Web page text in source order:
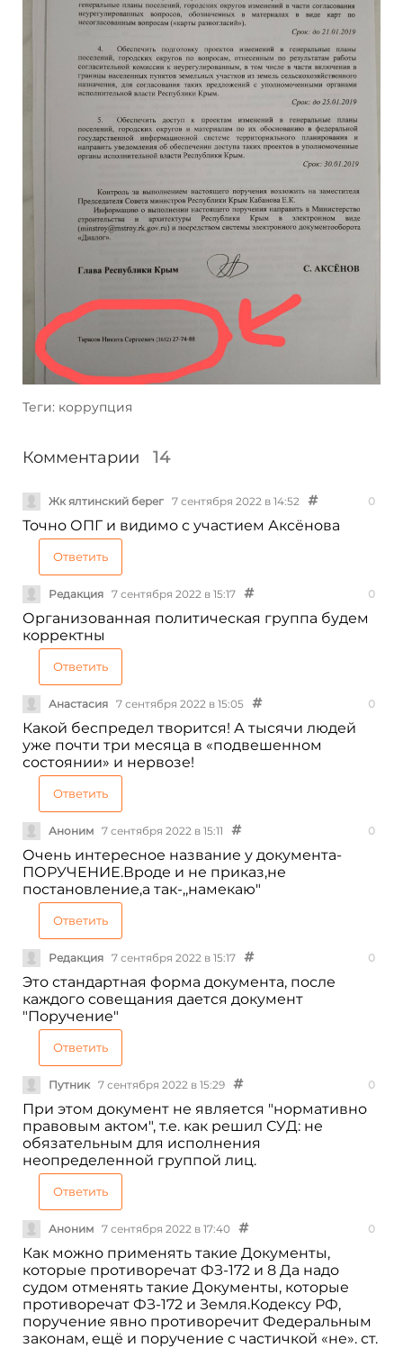
Теги: коррупция
Комментарии 14
Жк ялтинский берег 7 сентября 2022 в 14:52 0
Точно ОПГ и видимо с участием Аксёнова
Ответить
Редакция 7 сентября 2022 в 15:17 0
Организованная политическая группа будем
корректны
Ответить
Анастасия 7 сентября 2022 в 15:05 0
Какой беспредел творится! А тысячи людей
уже почти три месяца в «подвешенном
состоянии» и нервозе!
Ответить
Аноним 7 сентября 2022 в 15:11 0
Очень интересное название у документа-
ПОРУЧЕНИЕ.Вроде и не приказ,не
постановление,а так-,,намекаю"
Ответить
Редакция 7 сентября 2022 в 15:17 0
Это стандартная форма документа, после
каждого совещания дается документ
"Поручение"
Ответить
Путник 7 сентября 2022 в 15:29 0
При этом документ не является "нормативно
правовым актом", т.е. как решил СУД: не
обязательным для исполнения
неопределенной группой лиц.
Ответить
Аноним 7 сентября 2022 в 17:40 0
Как можно применять такие Документы,
которые противоречат ФЗ-172 и 8 Да надо
судом отменять такие Документы, которые
противоречат ФЗ-172 и Земля.Кодексу РФ,
поручение явно противоречит Федеральным
законам, ещё и поручение с частичкой «не». ст.